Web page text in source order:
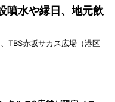
噴水や縁日、地元飲
TBS赤坂サカス広場（港区